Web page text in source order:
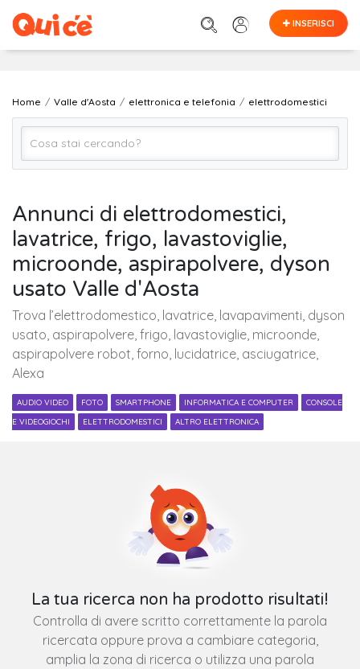
INSERISCI
Home Valle d'Aosta elettronica e telefonia elettrodomestici
VALLE D'AOSTA (regione)
Cerca
Annunci di elettrodomestici,
lavatrice, frigo, lavastoviglie,
microonde, aspirapolvere, dyson
usato Valle d'Aosta
Trova l’elettrodomestico, lavatrice, lavapavimenti, dyson
usato, aspirapolvere, frigo, lavastoviglie, microonde,
aspirapolvere robot, forno, lucidatrice, asciugatrice,
Alexa
AUDIO VIDEO FOTO SMARTPHONE INFORMATICA E COMPUTER
CONSOLE
E VIDEOGIOCHI
ELETTRODOMESTICI ALTRO ELETTRONICA
La tua ricerca non ha prodotto risultati!
Controlla di avere scritto correttamente la parola
ricercata oppure prova a cambiare categoria,
amplia la zona di ricerca o utilizza una parola